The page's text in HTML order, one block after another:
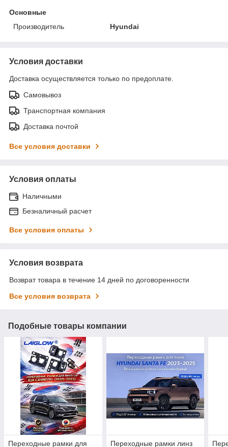
Основные
Производитель
Hyundai
Условия доставки
Доставка осуществляется только по предоплате.
Самовывоз
Транспортная компания
Доставка почтой
Все условия доставки
Условия оплаты
Наличными
Безналичный расчет
Все условия оплаты
Условия возврата
Возврат товара в течение 14 дней по договоренности
Все условия возврата
Подобные товары компании
Переходные рамки для
Переходные рамки линз